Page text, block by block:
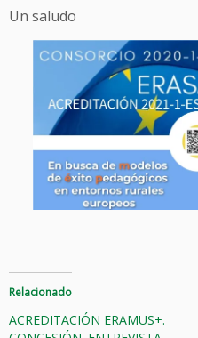
Un saludo
Relacionado
ACREDITACIÓN ERAMUS+.